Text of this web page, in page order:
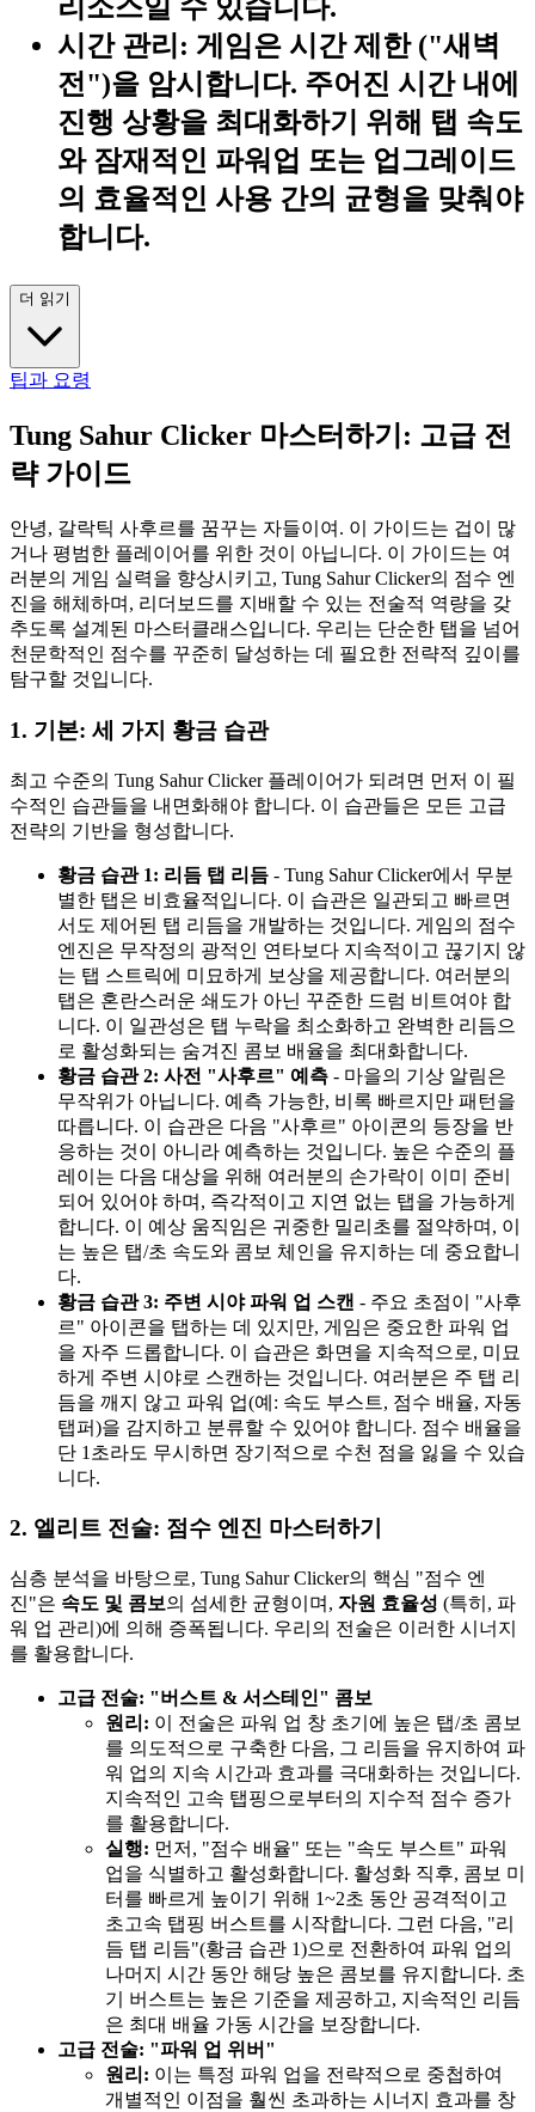
리소스일 수 있습니다.
시간 관리: 게임은 시간 제한 ("새벽
전")을 암시합니다. 주어진 시간 내에
진행 상황을 최대화하기 위해 탭 속도
와 잠재적인 파워업 또는 업그레이드
의 효율적인 사용 간의 균형을 맞춰야
합니다.
더 읽기
팁과 요령
Tung Sahur Clicker 마스터하기: 고급 전
략 가이드
안녕, 갈락틱 사후르를 꿈꾸는 자들이여. 이 가이드는 겁이 많
거나 평범한 플레이어를 위한 것이 아닙니다. 이 가이드는 여
러분의 게임 실력을 향상시키고, Tung Sahur Clicker의 점수 엔
진을 해체하며, 리더보드를 지배할 수 있는 전술적 역량을 갖
추도록 설계된 마스터클래스입니다. 우리는 단순한 탭을 넘어
천문학적인 점수를 꾸준히 달성하는 데 필요한 전략적 깊이를
탐구할 것입니다.
1. 기본: 세 가지 황금 습관
최고 수준의 Tung Sahur Clicker 플레이어가 되려면 먼저 이 필
수적인 습관들을 내면화해야 합니다. 이 습관들은 모든 고급
전략의 기반을 형성합니다.
황금 습관 1: 리듬 탭 리듬 - Tung Sahur Clicker에서 무분
별한 탭은 비효율적입니다. 이 습관은 일관되고 빠르면
서도 제어된 탭 리듬을 개발하는 것입니다. 게임의 점수
엔진은 무작정의 광적인 연타보다 지속적이고 끊기지 않
는 탭 스트릭에 미묘하게 보상을 제공합니다. 여러분의
탭은 혼란스러운 쇄도가 아닌 꾸준한 드럼 비트여야 합
니다. 이 일관성은 탭 누락을 최소화하고 완벽한 리듬으
로 활성화되는 숨겨진 콤보 배율을 최대화합니다.
황금 습관 2: 사전 "사후르" 예측 - 마을의 기상 알림은
무작위가 아닙니다. 예측 가능한, 비록 빠르지만 패턴을
따릅니다. 이 습관은 다음 "사후르" 아이콘의 등장을 반
응하는 것이 아니라 예측하는 것입니다. 높은 수준의 플
레이는 다음 대상을 위해 여러분의 손가락이 이미 준비
되어 있어야 하며, 즉각적이고 지연 없는 탭을 가능하게
합니다. 이 예상 움직임은 귀중한 밀리초를 절약하며, 이
는 높은 탭/초 속도와 콤보 체인을 유지하는 데 중요합니
다.
황금 습관 3: 주변 시야 파워 업 스캔 - 주요 초점이 "사후
르" 아이콘을 탭하는 데 있지만, 게임은 중요한 파워 업
을 자주 드롭합니다. 이 습관은 화면을 지속적으로, 미묘
하게 주변 시야로 스캔하는 것입니다. 여러분은 주 탭 리
듬을 깨지 않고 파워 업(예: 속도 부스트, 점수 배율, 자동
탭퍼)을 감지하고 분류할 수 있어야 합니다. 점수 배율을
단 1초라도 무시하면 장기적으로 수천 점을 잃을 수 있습
니다.
2. 엘리트 전술: 점수 엔진 마스터하기
심층 분석을 바탕으로, Tung Sahur Clicker의 핵심 "점수 엔
진"은 속도 및 콤보의 섬세한 균형이며, 자원 효율성 (특히, 파
워 업 관리)에 의해 증폭됩니다. 우리의 전술은 이러한 시너지
를 활용합니다.
고급 전술: "버스트 & 서스테인" 콤보
원리: 이 전술은 파워 업 창 초기에 높은 탭/초 콤보
를 의도적으로 구축한 다음, 그 리듬을 유지하여 파
워 업의 지속 시간과 효과를 극대화하는 것입니다.
지속적인 고속 탭핑으로부터의 지수적 점수 증가
를 활용합니다.
실행: 먼저, "점수 배율" 또는 "속도 부스트" 파워
업을 식별하고 활성화합니다. 활성화 직후, 콤보 미
터를 빠르게 높이기 위해 1~2초 동안 공격적이고
초고속 탭핑 버스트를 시작합니다. 그런 다음, "리
듬 탭 리듬"(황금 습관 1)으로 전환하여 파워 업의
나머지 시간 동안 해당 높은 콤보를 유지합니다. 초
기 버스트는 높은 기준을 제공하고, 지속적인 리듬
은 최대 배율 가동 시간을 보장합니다.
고급 전술: "파워 업 위버"
원리: 이는 특정 파워 업을 전략적으로 중첩하여
개별적인 이점을 훨씬 초과하는 시너지 효과를 창